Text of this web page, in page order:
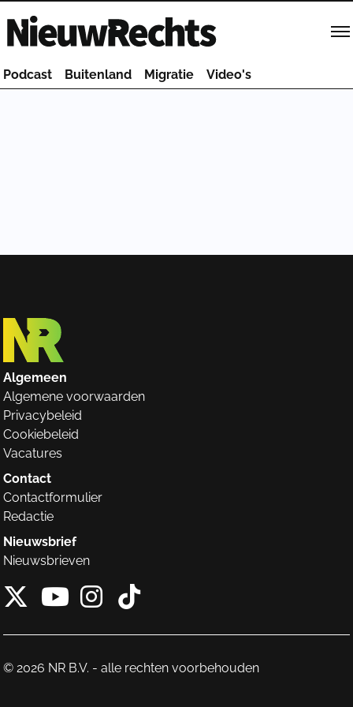
Homepage van NieuwRechts
Podcast Buitenland Migratie Video's
Algemeen
Algemene voorwaarden
Privacybeleid
Cookiebeleid
Vacatures
Contact
Contactformulier
Redactie
Nieuwsbrief
Nieuwsbrieven
X van NieuwRechts
Instagram van
Tiktok van
© 2026 NR B.V. - alle rechten voorbehouden